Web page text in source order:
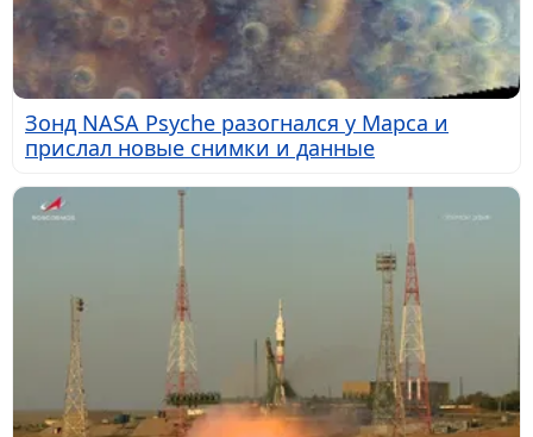
Зонд NASA Psyche разогнался у Марса и
прислал новые снимки и данные